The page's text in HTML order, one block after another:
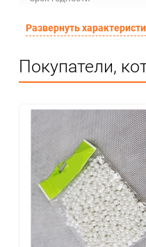
Предназначение товара
Особые условия
Минимальное количество
Количество в коробке
Единица измерения
Развернуть
Покупатели,